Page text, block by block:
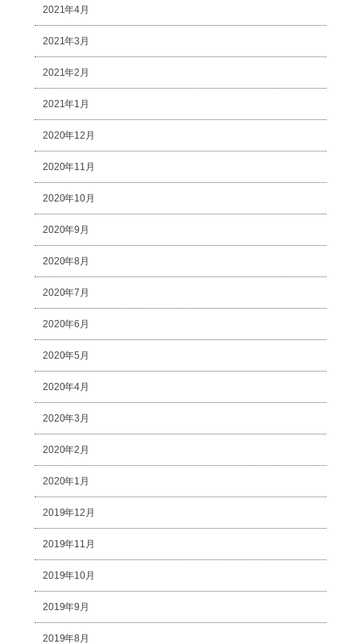
2021年4月
2021年3月
2021年2月
2021年1月
2020年12月
2020年11月
2020年10月
2020年9月
2020年8月
2020年7月
2020年6月
2020年5月
2020年4月
2020年3月
2020年2月
2020年1月
2019年12月
2019年11月
2019年10月
2019年9月
2019年8月